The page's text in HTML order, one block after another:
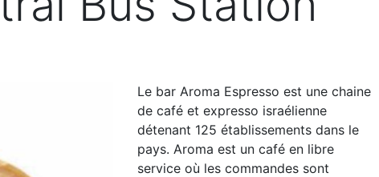
Le bar Aroma Espresso est une chaine
de café et expresso israélienne
détenant 125 établissements dans le
pays. Aroma est un café en libre
service où les commandes sont